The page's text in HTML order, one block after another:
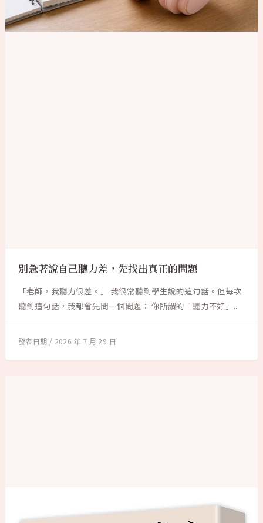
別急著說自己聽力差，先找出真正的問題
「老師，我聽力很差。」 我很常聽到學生說的這句話。但每次
聽到這句話，我都會先問一個問題： 你所謂的「聽力不好」...
2026 年 7 月 29 日